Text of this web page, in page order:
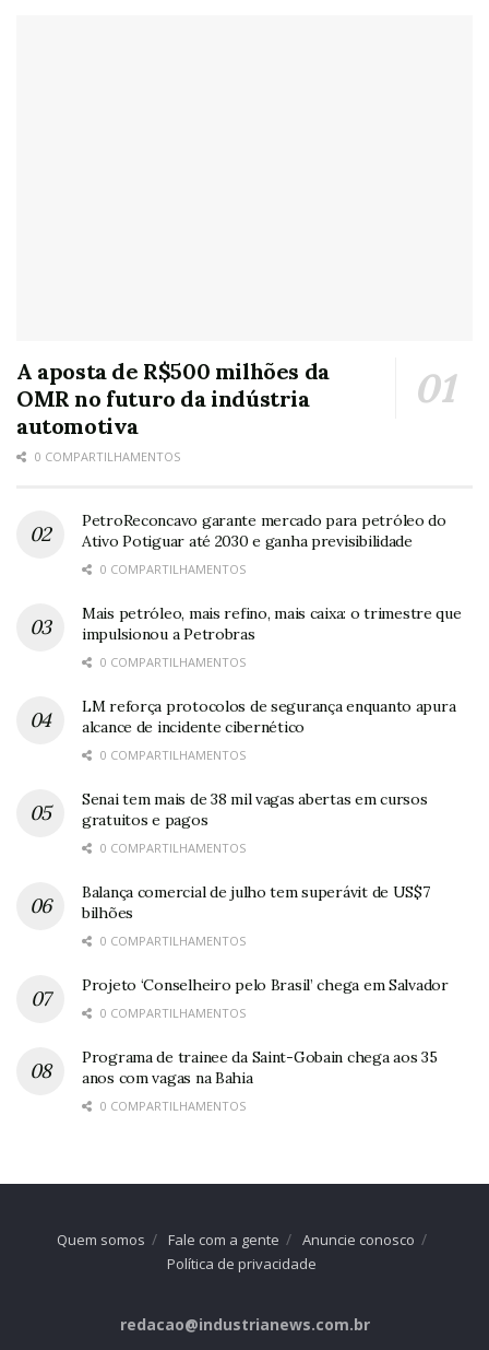
A aposta de R$500 milhões da
OMR no futuro da indústria
automotiva
0 COMPARTILHAMENTOS
PetroReconcavo garante mercado para petróleo do
Ativo Potiguar até 2030 e ganha previsibilidade
0 COMPARTILHAMENTOS
Mais petróleo, mais refino, mais caixa: o trimestre que
impulsionou a Petrobras
0 COMPARTILHAMENTOS
LM reforça protocolos de segurança enquanto apura
alcance de incidente cibernético
0 COMPARTILHAMENTOS
Senai tem mais de 38 mil vagas abertas em cursos
gratuitos e pagos
0 COMPARTILHAMENTOS
Balança comercial de julho tem superávit de US$7
bilhões
0 COMPARTILHAMENTOS
Projeto ‘Conselheiro pelo Brasil’ chega em Salvador
0 COMPARTILHAMENTOS
Programa de trainee da Saint-Gobain chega aos 35
anos com vagas na Bahia
0 COMPARTILHAMENTOS
Quem somos Fale com a gente
Anuncie conosco
Política de privacidade
redacao@industrianews.com.br